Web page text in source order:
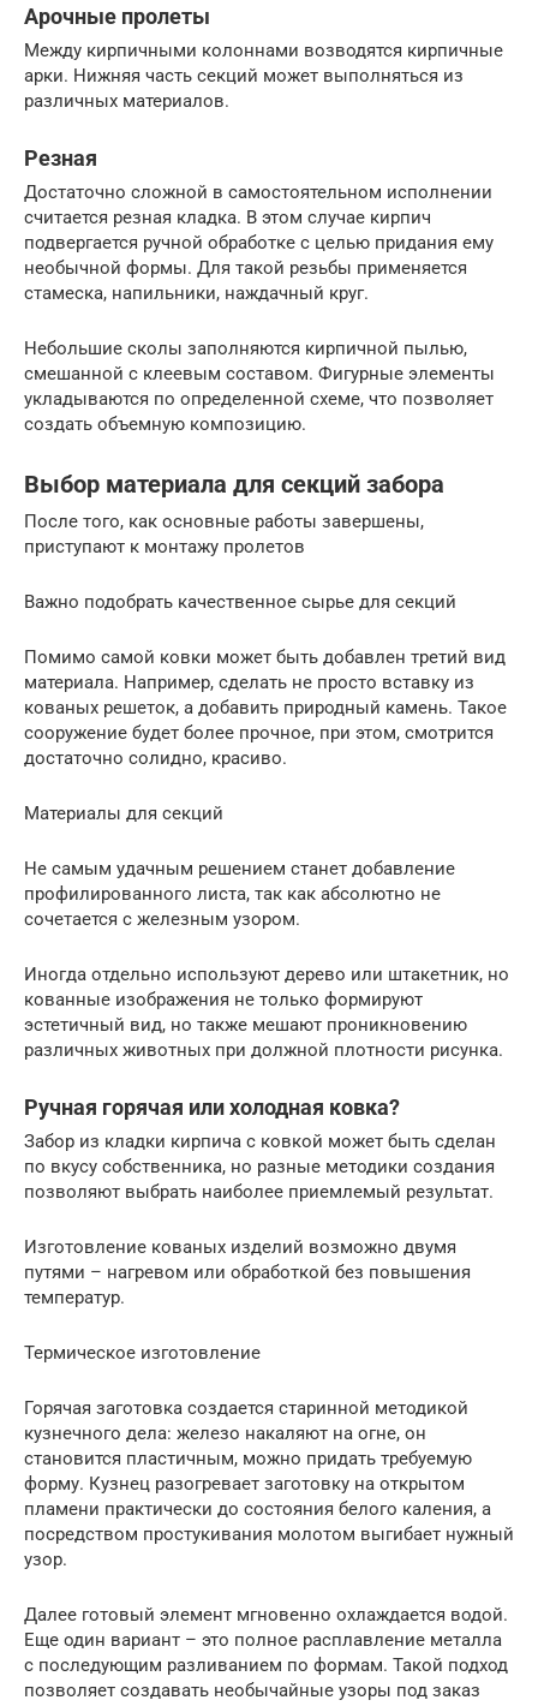
Арочные пролеты
Между кирпичными колоннами возводятся кирпичные
арки. Нижняя часть секций может выполняться из
различных материалов.
Резная
Достаточно сложной в самостоятельном исполнении
считается резная кладка. В этом случае кирпич
подвергается ручной обработке с целью придания ему
необычной формы. Для такой резьбы применяется
стамеска, напильники, наждачный круг.
Небольшие сколы заполняются кирпичной пылью,
смешанной с клеевым составом. Фигурные элементы
укладываются по определенной схеме, что позволяет
создать объемную композицию.
Выбор материала для секций забора
После того, как основные работы завершены,
приступают к монтажу пролетов
Важно подобрать качественное сырье для секций
Помимо самой ковки может быть добавлен третий вид
материала. Например, сделать не просто вставку из
кованых решеток, а добавить природный камень. Такое
сооружение будет более прочное, при этом, смотрится
достаточно солидно, красиво.
Материалы для секций
Не самым удачным решением станет добавление
профилированного листа, так как абсолютно не
сочетается с железным узором.
Иногда отдельно используют дерево или штакетник, но
кованные изображения не только формируют
эстетичный вид, но также мешают проникновению
различных животных при должной плотности рисунка.
Ручная горячая или холодная ковка?
Забор из кладки кирпича с ковкой может быть сделан
по вкусу собственника, но разные методики создания
позволяют выбрать наиболее приемлемый результат.
Изготовление кованых изделий возможно двумя
путями – нагревом или обработкой без повышения
температур.
Термическое изготовление
Горячая заготовка создается старинной методикой
кузнечного дела: железо накаляют на огне, он
становится пластичным, можно придать требуемую
форму. Кузнец разогревает заготовку на открытом
пламени практически до состояния белого каления, а
посредством простукивания молотом выгибает нужный
узор.
Далее готовый элемент мгновенно охлаждается водой.
Еще один вариант – это полное расплавление металла
с последующим разливанием по формам. Такой подход
позволяет создавать необычайные узоры под заказ